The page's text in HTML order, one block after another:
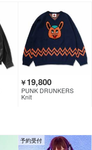
￥19,800
PUNK DRUNKERS
Knit
予約受付